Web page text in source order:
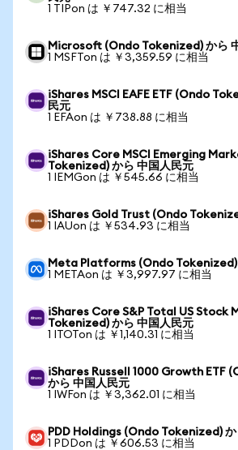
1 TIPon は ￥747.32 に相当
Microsoft (Ondo Tokenized) から
1 MSFTon は ￥3,359.59 に相当
iShares MSCI EAFE ETF (Ondo
民元
1 EFAon は ￥738.88 に相当
iShares Core MSCI Emerging
Tokenized) から 中国人民元
1 IEMGon は ￥545.66 に相当
iShares Gold Trust (Ondo
1 IAUon は ￥534.93 に相当
Meta Platforms (Ondo Tokenized)
1 METAon は ￥3,997.97 に相当
iShares Core S&P Total US Stock
Tokenized) から 中国人民元
1 ITOTon は ￥1,140.31 に相当
iShares Russell 1000 Growth ETF
から 中国人民元
1 IWFon は ￥3,362.01 に相当
PDD Holdings (Ondo Tokenized) か
1 PDDon は ￥606.53 に相当